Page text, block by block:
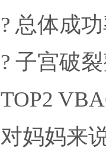
? 总体成
? 子宫破
TOP2
对妈妈来